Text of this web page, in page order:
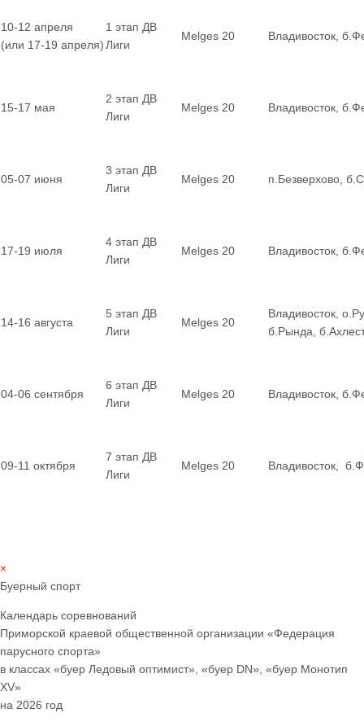
10-12 апреля
(или 17-19 апреля)
1 этап ДВ
Лиги
Melges 20 Владивосток,
15-17 мая
2 этап ДВ
Лиги
Melges 20 Владивосток,
05-07 июня
3 этап ДВ
Лиги
Melges 20 п.Безверхово,
17-19 июля
4 этап ДВ
Лиги
Melges 20 Владивосток,
14-16 августа
5 этап ДВ
Лиги
Melges 20
Владивосток,
б.Рында,
04-06 сентября
6 этап ДВ
Лиги
Melges 20 Владивосток,
09-11 октября
7 этап ДВ
Лиги
Melges 20 Владивосток,
×
Буерный спорт
Календарь соревнований
Приморской краевой общественной организации «Федерация
парусного спорта»
в классах «буер Ледовый оптимист», «буер DN», «буер Монотип
XV»
на 2026 год